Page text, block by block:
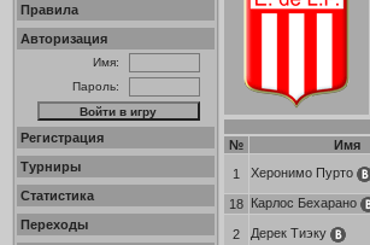
Правила
Авторизация
Имя:
Пароль:
Регистрация
Турниры
Статистика
Переходы
№ Имя
1
Херонимо Пурто
18 Карлос Бехарано
2 Дерек Тиэку